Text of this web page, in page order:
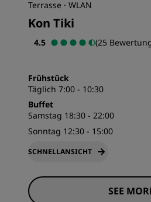
Terrasse · WLAN
Kon Tiki
4.5 (25
Frühstück
Täglich 7:00 - 10:30
Buffet
Samstag 18:30 - 22:00
Sonntag 12:30 - 15:00
SCHNELLANSICHT
SEE